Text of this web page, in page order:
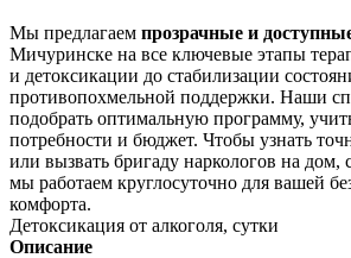
Мы предлагаем прозрачные и
Мичуринске на все ключевые этапы
и детоксикации до стабилизации
противопохмельной поддержки. Наши
подобрать оптимальную программу,
потребности и бюджет. Чтобы узнать
или вызвать бригаду наркологов на
мы работаем круглосуточно для вашей
комфорта.
Детоксикация от алкоголя, сутки
Описание